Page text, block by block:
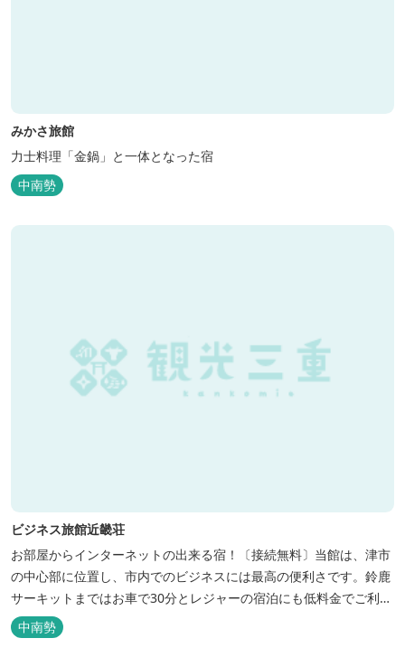
みかさ旅館
力士料理「金鍋」と一体となった宿
中南勢
ビジネス旅館近畿荘
お部屋からインターネットの出来る宿！〔接続無料〕当館は、津市
の中心部に位置し、市内でのビジネスには最高の便利さです。鈴鹿
サーキットまではお車で30分とレジャーの宿泊にも低料金でご利用
いただけます。
中南勢